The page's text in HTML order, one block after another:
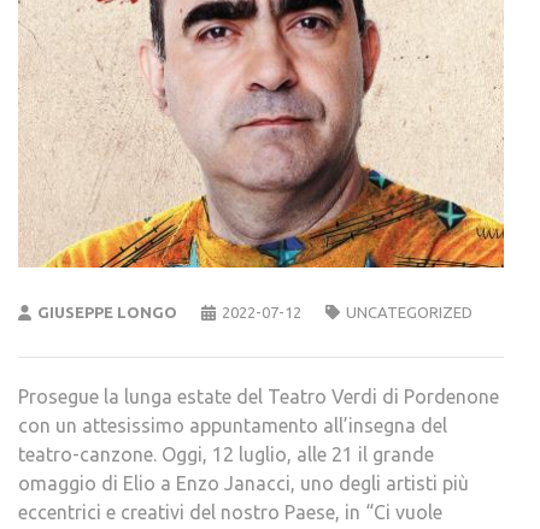
GIUSEPPE LONGO 2022-07-12 UNCATEGORIZED
Prosegue la lunga estate del Teatro Verdi di Pordenone
con un attesissimo appuntamento all’insegna del
teatro-canzone. Oggi, 12 luglio, alle 21 il grande
omaggio di Elio a Enzo Janacci, uno degli artisti più
eccentrici e creativi del nostro Paese, in “Ci vuole